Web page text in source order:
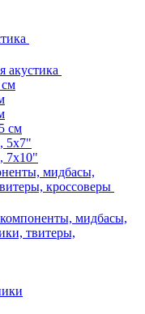
акустика
см
5х7"
7х10"
мидбасы,
кроссоверы
мидбасы,
твитеры,